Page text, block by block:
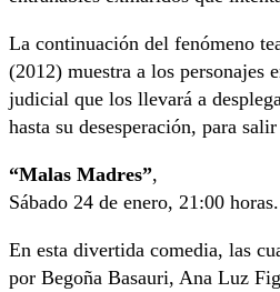
La continuación del fenómeno
(2012) muestra a los personajes
judicial que los llevará a
hasta su desesperación, para
“Malas Madres”,
Sábado 24 de enero, 21:00 horas.
En esta divertida comedia, las
por Begoña Basauri, Ana Luz